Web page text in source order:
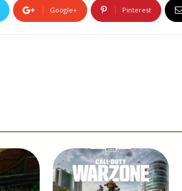
Google+ Pinterest